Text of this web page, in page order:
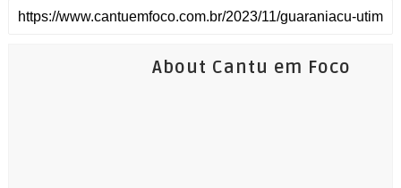
About Cantu em Foco